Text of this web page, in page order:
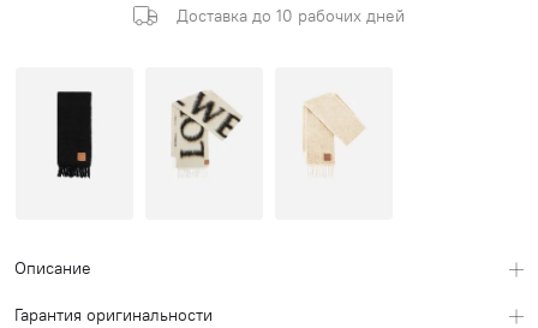
Доставка до 10 рабочих дней
Описание
Гарантия оригинальности